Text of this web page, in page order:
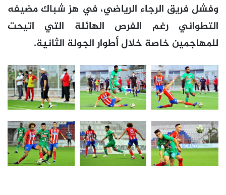
وفشل فريق الرجاء الرياضي، في هز شباك مضيفه
التطواني رغم الفرص الهائلة التي اتيحت
للمهاجمين خاصة خلال أطوار الجولة الثانية.